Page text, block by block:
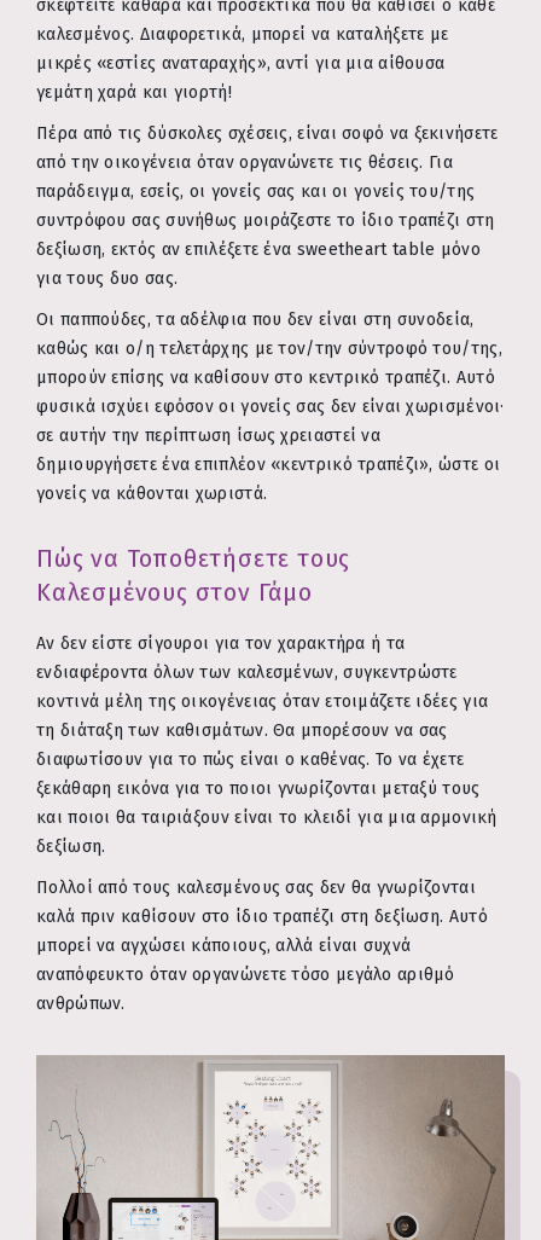
σκεφτείτε καθαρά και προσεκτικά πού θα καθίσει ο κάθε
καλεσμένος. Διαφορετικά, μπορεί να καταλήξετε με
μικρές «εστίες αναταραχής», αντί για μια αίθουσα
γεμάτη χαρά και γιορτή!
Πέρα από τις δύσκολες σχέσεις, είναι σοφό να ξεκινήσετε
από την οικογένεια όταν οργανώνετε τις θέσεις. Για
παράδειγμα, εσείς, οι γονείς σας και οι γονείς του/της
συντρόφου σας συνήθως μοιράζεστε το ίδιο τραπέζι στη
δεξίωση, εκτός αν επιλέξετε ένα sweetheart table μόνο
για τους δυο σας.
Οι παππούδες, τα αδέλφια που δεν είναι στη συνοδεία,
καθώς και ο/η τελετάρχης με τον/την σύντροφό του/της,
μπορούν επίσης να καθίσουν στο κεντρικό τραπέζι. Αυτό
φυσικά ισχύει εφόσον οι γονείς σας δεν είναι χωρισμένοι·
σε αυτήν την περίπτωση ίσως χρειαστεί να
δημιουργήσετε ένα επιπλέον «κεντρικό τραπέζι», ώστε οι
γονείς να κάθονται χωριστά.
Πώς να Τοποθετήσετε τους
Καλεσμένους στον Γάμο
Αν δεν είστε σίγουροι για τον χαρακτήρα ή τα
ενδιαφέροντα όλων των καλεσμένων, συγκεντρώστε
κοντινά μέλη της οικογένειας όταν ετοιμάζετε ιδέες για
τη διάταξη των καθισμάτων. Θα μπορέσουν να σας
διαφωτίσουν για το πώς είναι ο καθένας. Το να έχετε
ξεκάθαρη εικόνα για το ποιοι γνωρίζονται μεταξύ τους
και ποιοι θα ταιριάξουν είναι το κλειδί για μια αρμονική
δεξίωση.
Πολλοί από τους καλεσμένους σας δεν θα γνωρίζονται
καλά πριν καθίσουν στο ίδιο τραπέζι στη δεξίωση. Αυτό
μπορεί να αγχώσει κάποιους, αλλά είναι συχνά
αναπόφευκτο όταν οργανώνετε τόσο μεγάλο αριθμό
ανθρώπων.